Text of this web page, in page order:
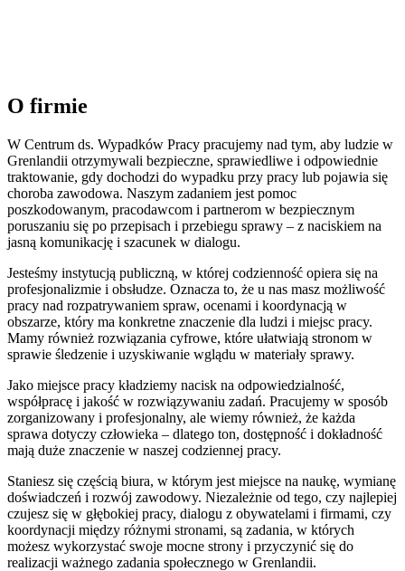
O firmie
W Centrum ds. Wypadków Pracy pracujemy nad tym, aby ludzie w
Grenlandii otrzymywali bezpieczne, sprawiedliwe i odpowiednie
traktowanie, gdy dochodzi do wypadku przy pracy lub pojawia się
choroba zawodowa. Naszym zadaniem jest pomoc
poszkodowanym, pracodawcom i partnerom w bezpiecznym
poruszaniu się po przepisach i przebiegu sprawy – z naciskiem na
jasną komunikację i szacunek w dialogu.
Jesteśmy instytucją publiczną, w której codzienność opiera się na
profesjonalizmie i obsłudze. Oznacza to, że u nas masz możliwość
pracy nad rozpatrywaniem spraw, ocenami i koordynacją w
obszarze, który ma konkretne znaczenie dla ludzi i miejsc pracy.
Mamy również rozwiązania cyfrowe, które ułatwiają stronom w
sprawie śledzenie i uzyskiwanie wglądu w materiały sprawy.
Jako miejsce pracy kładziemy nacisk na odpowiedzialność,
współpracę i jakość w rozwiązywaniu zadań. Pracujemy w sposób
zorganizowany i profesjonalny, ale wiemy również, że każda
sprawa dotyczy człowieka – dlatego ton, dostępność i dokładność
mają duże znaczenie w naszej codziennej pracy.
Staniesz się częścią biura, w którym jest miejsce na naukę, wymianę
doświadczeń i rozwój zawodowy. Niezależnie od tego, czy najlepiej
czujesz się w głębokiej pracy, dialogu z obywatelami i firmami, czy
koordynacji między różnymi stronami, są zadania, w których
możesz wykorzystać swoje mocne strony i przyczynić się do
realizacji ważnego zadania społecznego w Grenlandii.